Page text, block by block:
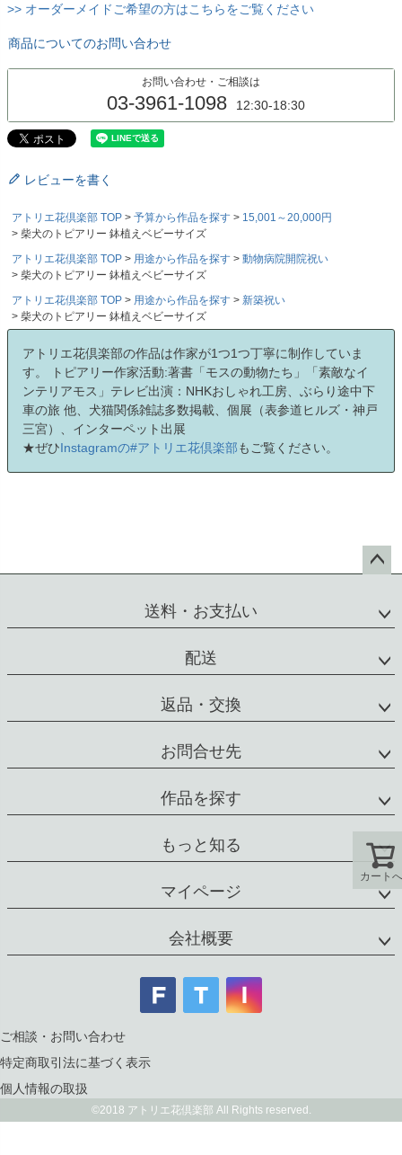
>> オーダーメイドご希望の方はこちらをご覧ください
商品についてのお問い合わせ
お問い合わせ・ご相談は
03-3961-1098 12:30-18:30
レビューを書く
アトリエ花倶楽部 TOP 予算から作品を探す
15,001～20,000円
柴犬のトピアリー 鉢植えベビーサイズ
アトリエ花倶楽部 TOP
用途から作品を探す
動物病院開院祝い
柴犬のトピアリー 鉢植えベビーサイズ
アトリエ花倶楽部 TOP
用途から作品を探す
新築祝い
柴犬のトピアリー 鉢植えベビーサイズ
アトリエ花倶楽部の作品は作家が1つ1つ丁寧に制作していま
す。 トピアリー作家活動:著書「モスの動物たち」「素敵なイ
ンテリアモス」テレビ出演：NHKおしゃれ工房、ぶらり途中下
車の旅 他、犬猫関係雑誌多数掲載、個展（表参道ヒルズ・神戸
三宮）、インターペット出展
★ぜひInstagramの#アトリエ花倶楽部もご覧ください。
ップ
送料・お支払い
配送
返品・交換
お問合せ先
作品を探す
もっと知る
マイページ
会社概要
ご相談・お問い合わせ
特定商取引法に基づく表示
個人情報の取扱
©2018 アトリエ花倶楽部 All Rights reserved.
カートへ